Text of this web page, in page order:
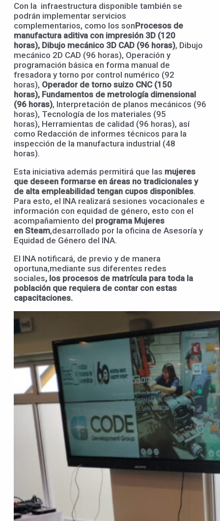
Con la infraestructura disponible también se
podrán implementar servicios
complementarios, como los sonProcesos de
manufactura aditiva con impresión 3D (120
horas), Dibujo mecánico 3D CAD (96 horas), Dibujo
mecánico 2D CAD (96 horas), Operación y
programación básica en forma manual de
fresadora y torno por control numérico (92
horas), Operador de torno suizo CNC (150
horas), Fundamentos de metrología dimensional
(96 horas), Interpretación de planos mecánicos (96
horas), Tecnología de los materiales (95
horas), Herramientas de calidad (96 horas), así
como Redacción de informes técnicos para la
inspección de la manufactura industrial (48
horas).
Esta iniciativa además permitirá que las mujeres
que deseen formarse en áreas no tradicionales y
de alta empleabilidad tengan cupos disponibles.
Para esto, el INA realizará sesiones vocacionales e
información con equidad de género, esto con el
acompañamiento del programa Mujeres
en Steam,desarrollado por la oficina de Asesoría y
Equidad de Género del INA.
El INA notificará, de previo y de manera
oportuna,mediante sus diferentes redes
sociales, los procesos de matrícula para toda la
población que requiera de contar con estas
capacitaciones.